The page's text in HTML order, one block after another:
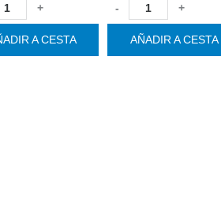
+
A CESTA
- +
AÑADIR A CESTA